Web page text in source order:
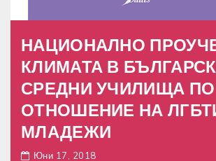
НАЦИОНАЛНО
КЛИМАТА В
СРЕДНИ УЧИЛИЩА ПО
ОТНОШЕНИЕ НА
МЛАДЕЖИ
Юни 17, 2018